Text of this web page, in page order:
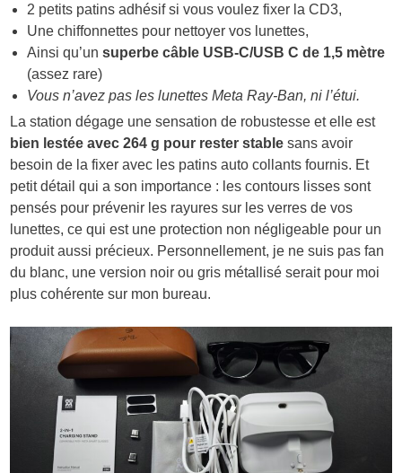
2 petits patins adhésif si vous voulez fixer la CD3,
Une chiffonnettes pour nettoyer vos lunettes,
Ainsi qu’unsuperbe câble USB-C/USB C de 1,5 mètre
(assez rare)
Vous n’avez pas les lunettes Meta Ray-Ban, ni l’étui.
La station dégage une sensation de robustesse et elle est
bien lestée avec 264 g pour rester stable sans avoir
besoin de la fixer avec les patins auto collants fournis. Et
petit détail qui a son importance : les contours lisses sont
pensés pour prévenir les rayures sur les verres de vos
lunettes, ce qui est une protection non négligeable pour un
produit aussi précieux. Personnellement, je ne suis pas fan
du blanc, une version noir ou gris métallisé serait pour moi
plus cohérente sur mon bureau.